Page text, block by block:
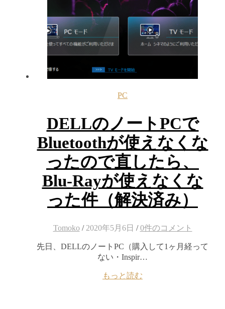
PC
DELLのノートPCで
Bluetoothが使えなくな
ったので直したら、
Blu-Rayが使えなくな
った件（解決済み）
Tomoko / 2020年5月6日 / 0件のコメント
先日、DELLのノートPC（購入して1ヶ月経って
ない・Inspir…
もっと読む